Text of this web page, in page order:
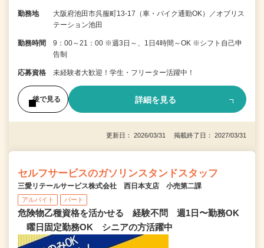
勤務地
大阪府池田市呉服町13-17（車・バイク通勤OK）／オブリス
テーション池田
勤務時間
9：00～21：00 ※週3日～、1日4時間～OK ※シフト自己申
告制
応募資格 未経験者大歓迎！学生・フリーター活躍中！
後で見る 詳細を見る
更新日： 2026/03/31 掲載終了日： 2027/03/31
セルフサービスのガソリンスタンドスタッフ
三愛リテールサービス株式会社 西日本支店 小売第二課
アルバイト パート
危険物乙種資格を活かせる 経験不問 週1日〜勤務OK
曜日固定勤務OK シニアの方活躍中